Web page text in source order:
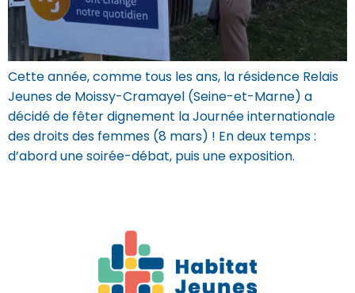
Cette année, comme tous les ans, la résidence Relais
Jeunes de Moissy-Cramayel (Seine-et-Marne) a
décidé de fêter dignement la Journée internationale
des droits des femmes (8 mars) ! En deux temps :
d’abord une soirée-débat, puis une exposition.